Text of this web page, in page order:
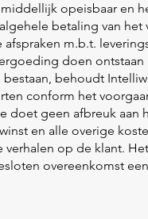
opeisbaar en
betaling van het
m.b.t.
doen
behoudt
conform het
geen afbreuk aan
en alle overige
op de klant.
overeenkomst